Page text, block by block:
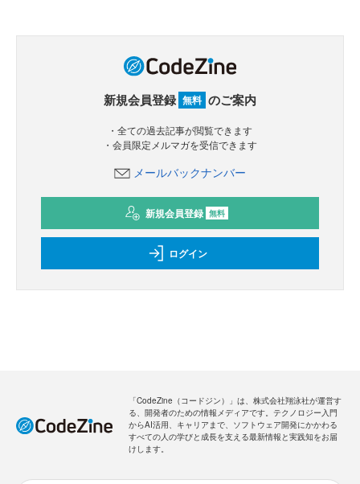
新規会員登録 無料 のご案内
・全ての過去記事が閲覧できます
・会員限定メルマガを受信できます
メールバックナンバー
新規会員登録 無料
ログイン
「CodeZine（コードジン）」は、株式会社翔泳社が運営す
る、開発者のための情報メディアです。テクノロジー入門
からAI活用、キャリアまで、ソフトウェア開発にかかわる
すべての人の学びと成長を支える最新情報と実践知をお届
けします。